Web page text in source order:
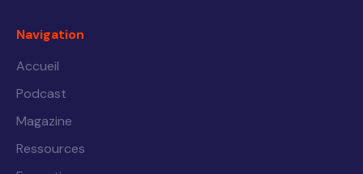
Navigation
Accueil
Podcast
Magazine
Ressources